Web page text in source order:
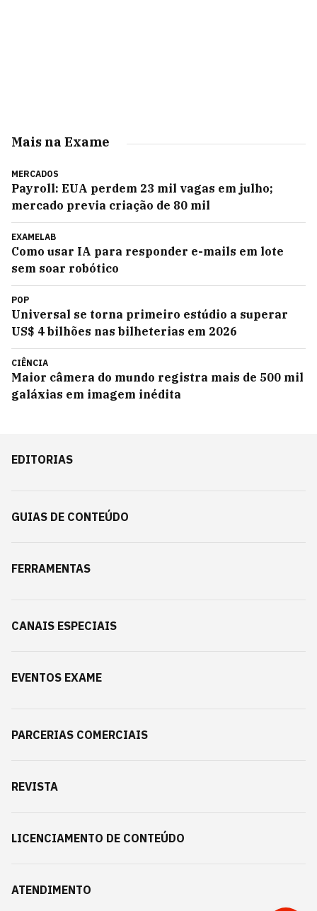
Mais na Exame
MERCADOS
Payroll: EUA perdem 23 mil vagas em julho;
mercado previa criação de 80 mil
EXAMELAB
Como usar IA para responder e-mails em lote
sem soar robótico
POP
Universal se torna primeiro estúdio a superar
US$ 4 bilhões nas bilheterias em 2026
CIÊNCIA
Maior câmera do mundo registra mais de 500 mil
galáxias em imagem inédita
EDITORIAS
GUIAS DE CONTEÚDO
FERRAMENTAS
CANAIS ESPECIAIS
EVENTOS EXAME
PARCERIAS COMERCIAIS
REVISTA
LICENCIAMENTO DE CONTEÚDO
ATENDIMENTO